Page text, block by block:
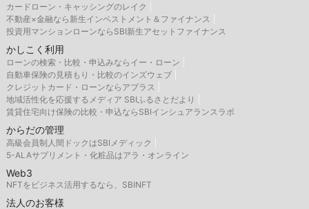
カードローン・キャッシングのレイク
不動産×金融なら新生インベストメント＆ファイナンス
投資用マンションローンならSBI新生アセットファイナンス
かしこく利用
ローンの検索・比較・申込みならイー・ローン
自動車保険の見積もり・比較のインズウェブ
クレジットカード・ローンならアプラス
地域活性化を応援するメディア SBIふるさとだより
賃貸住宅向け保険の比較・申込ならSBIインシュアランスラボ
からだの管理
高級会員制人間ドックはSBIメディック
5-ALAサプリメント・化粧品はアラ・オンライン
Web3
NFTをビジネス活用するなら、SBINFT
法人のお客様